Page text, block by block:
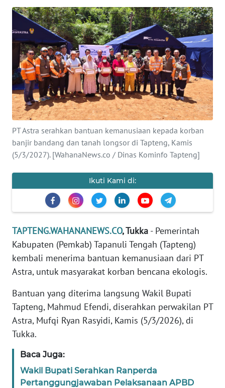
PT Astra serahkan bantuan kemanusiaan kepada korban
banjir bandang dan tanah longsor di Tapteng, Kamis
(5/3/2027). [WahanaNews.co / Dinas Kominfo Tapteng]
Ikuti Kami di:
TAPTENG.WAHANANEWS.CO, Tukka - Pemerintah
Kabupaten (Pemkab) Tapanuli Tengah (Tapteng)
kembali menerima bantuan kemanusiaan dari PT
Astra, untuk masyarakat korban bencana ekologis.
Bantuan yang diterima langsung Wakil Bupati
Tapteng, Mahmud Efendi, diserahkan perwakilan PT
Astra, Mufqi Ryan Rasyidi, Kamis (5/3/2026), di
Tukka.
Baca Juga:
Wakil Bupati Serahkan Ranperda
Pertanggungjawaban Pelaksanaan APBD
SERBI
OPINI
Informasi
INDEKS
BERITA
KONTAK
KAMI
INFO
PEDOMAN
MEDIA
SIBER
KARIR
DISCLAIMER
Wahana
Regional